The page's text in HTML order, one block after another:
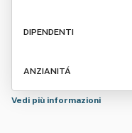
DIPENDENTI
ANZIANITÁ
Vedi più informazioni